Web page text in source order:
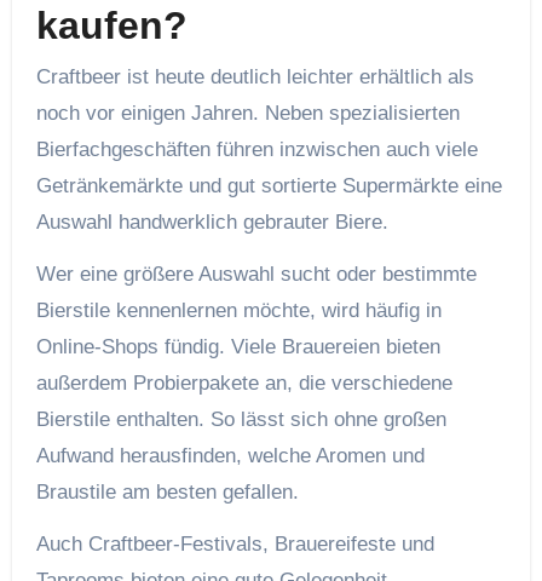
kaufen?
Craftbeer ist heute deutlich leichter erhältlich als
noch vor einigen Jahren. Neben spezialisierten
Bierfachgeschäften führen inzwischen auch viele
Getränkemärkte und gut sortierte Supermärkte eine
Auswahl handwerklich gebrauter Biere.
Wer eine größere Auswahl sucht oder bestimmte
Bierstile kennenlernen möchte, wird häufig in
Online-Shops fündig. Viele Brauereien bieten
außerdem Probierpakete an, die verschiedene
Bierstile enthalten. So lässt sich ohne großen
Aufwand herausfinden, welche Aromen und
Braustile am besten gefallen.
Auch Craftbeer-Festivals, Brauereifeste und